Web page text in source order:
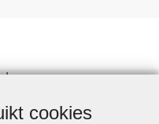
cookies